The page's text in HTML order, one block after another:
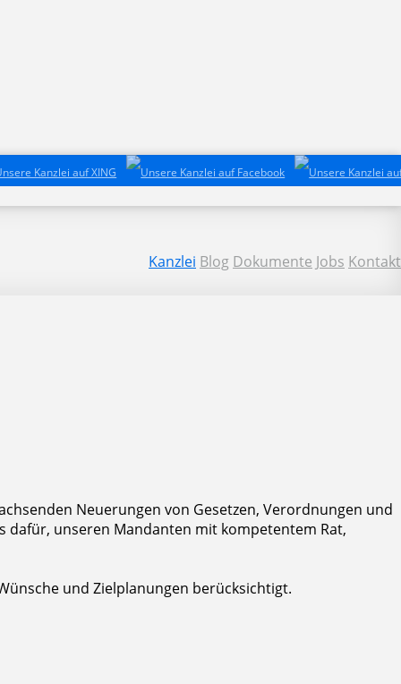
Kanzlei Blog Dokumente Jobs Kontakt
Neuerungen von Gesetzen, Verordnungen und
dafür, unseren Mandanten mit kompetentem Rat,
und Zielplanungen berücksichtigt.